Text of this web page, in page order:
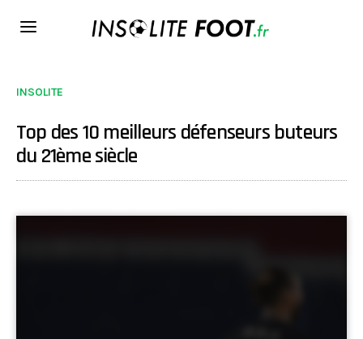
INSOLITE
Top des 10 meilleurs défenseurs buteurs
du 21ème siècle